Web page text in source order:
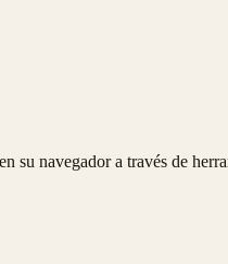
su navegador a través de